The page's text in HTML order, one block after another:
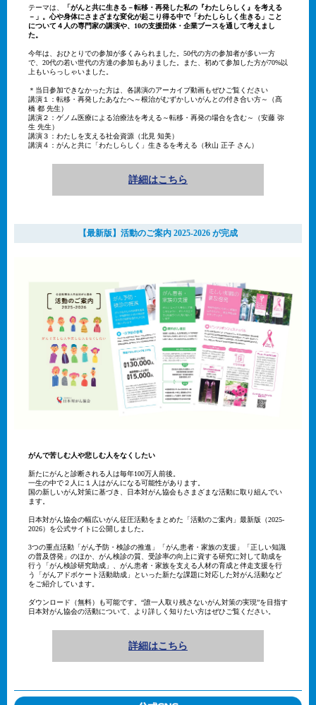
テーマは、
「がんと共に生きる－転移・再発した私の『わたしらしく』を考える
－」。心や身体にさまざまな変化が起こり得る中で「わたしらしく生きる」こと
について４人の専門家の講演や、10の支援団体・企業ブースを通して考えまし
た。
今年は、おひとりでの参加が多くみられました。50代の方の参加者が多い一方
で、20代の若い世代の方達の参加もありました。また、初めて参加した方が70%以
上もいらっしゃいました。
＊当日参加できなかった方は、各講演のアーカイブ動画もぜひご覧ください
講演１：転移・再発したあなたへ～根治がむずかしいがんとの付き合い方～（髙
橋 都 先生）
講演２：ゲノム医療による治療法を考える～転移・再発の場合を含む～（安藤 弥
生 先生）
講演３：わたしを支える社会資源（北見 知美）
講演４：がんと共に「わたしらしく」生きるを考える（秋山 正子 さん）
詳細はこちら
【最新版】活動のご案内 2025-2026 が完成
がんで苦しむ人や悲しむ人をなくしたい
新たにがんと診断される人は毎年100万人前後。
一生の中で２人に１人はがんになる可能性があります。
国の新しいがん対策に基づき、日本対がん協会もさまざまな活動に取り組んでい
ます。
日本対がん協会の幅広いがん征圧活動をまとめた「活動のご案内」最新版（2025-
2026）を公式サイトに公開しました。
3つの重点活動「がん予防・検診の推進」「がん患者・家族の支援」「正しい知識
の普及啓発」のほか、がん検診の質、受診率の向上に資する研究に対して助成を
行う「がん検診研究助成」、がん患者・家族を支える人材の育成と伴走支援を行
う「がんアドボケート活動助成」といった新たな課題に対応した対がん活動など
をご紹介しています。
ダウンロード（無料）も可能です。“誰一人取り残さないがん対策の実現”を目指す
日本対がん協会の活動について、より詳しく知りたい方はぜひご覧ください。
詳細はこちら